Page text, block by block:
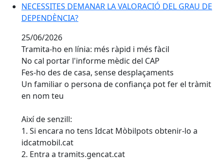
NECESSITES DEMANAR LA VALORACIÓ DEL GRAU DE
NECESSITES DEMANAR LA VALORACIÓ DEL GRAU DE
DEPENDÈNCIA?
25/06/2026
Tramita-ho en línia: més ràpid i més fàcil
No cal portar l'informe mèdic del CAP
Fes-ho des de casa, sense desplaçaments
Un familiar o persona de confiança pot fer el tràmit
en nom teu
Així de senzill:
1. Si encara no tens Idcat Mòbilpots obtenir-lo a
idcatmobil.cat
2. Entra a tramits.gencat.cat